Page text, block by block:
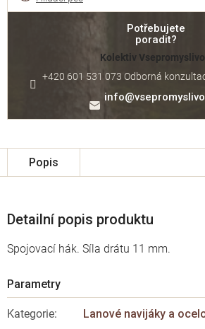
Potřebujete
poradit?
Kolektiv
info@
+420 601 531 073 Odborná
Popis
Detailní popis produktu
Spojovací hák. Síla drátu 11 mm.
Kategorie: Lanové navijáky a